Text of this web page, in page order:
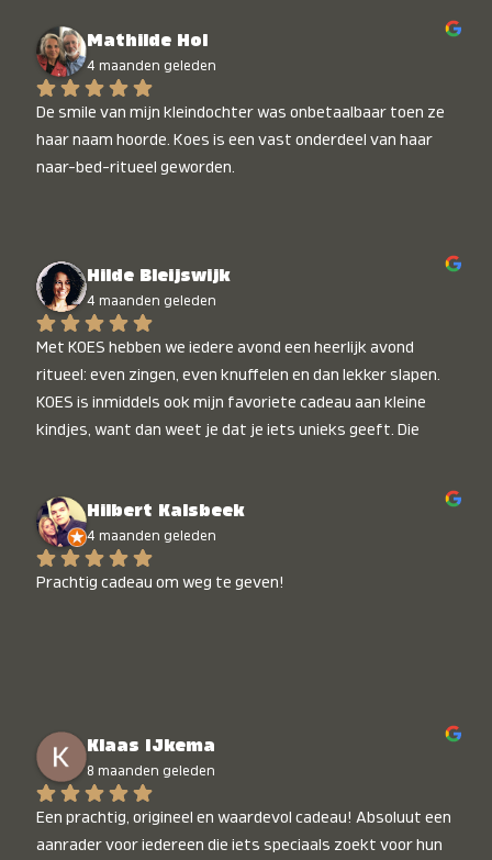
Mathilde Hol
4 maanden geleden
De smile van mijn kleindochter was onbetaalbaar toen ze
haar naam hoorde. Koes is een vast onderdeel van haar
naar-bed-ritueel geworden.
Hilde Bleijswijk
4 maanden geleden
Met KOES hebben we iedere avond een heerlijk avond
ritueel: even zingen, even knuffelen en dan lekker slapen.
KOES is inmiddels ook mijn favoriete cadeau aan kleine
kindjes, want dan weet je dat je iets unieks geeft. Die
Hilbert Kalsbeek
4 maanden geleden
Prachtig cadeau om weg te geven!
Klaas IJkema
8 maanden geleden
Een prachtig, origineel en waardevol cadeau! Absoluut een
aanrader voor iedereen die iets speciaals zoekt voor hun